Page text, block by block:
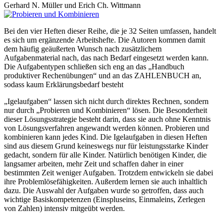
Gerhard N. Müller und Erich Ch. Wittmann
Bei den vier Heften dieser Reihe, die je 32 Seiten umfassen, handelt
es sich um ergänzende Arbeitshefte. Die Autoren kommen damit
dem häufig geäußerten Wunsch nach zusätzlichem
Aufgabenmaterial nach, das nach Bedarf eingesetzt werden kann.
Die Aufgabentypen schließen sich eng an das „Handbuch
produktiver Rechenübungen“ und an das ZAHLENBUCH an,
sodass kaum Erklärungsbedarf besteht
„Igelaufgaben“ lassen sich nicht durch direktes Rechnen, sondern
nur durch „Probieren und Kombinieren“ lösen. Die Besonderheit
dieser Lösungsstrategie besteht darin, dass sie auch ohne Kenntnis
von Lösungsverfahren angewandt werden können. Probieren und
kombinieren kann jedes Kind. Die Igelaufgaben in diesen Heften
sind aus diesem Grund keineswegs nur für leistungsstarke Kinder
gedacht, sondern für alle Kinder. Natürlich benötigen Kinder, die
langsamer arbeiten, mehr Zeit und schaffen daher in einer
bestimmten Zeit weniger Aufgaben. Trotzdem entwickeln sie dabei
ihre Problemlösefähigkeiten. Außerdem lernen sie auch inhaltlich
dazu. Die Auswahl der Aufgaben wurde so getroffen, dass auch
wichtige Basiskompetenzen (Einspluseins, Einmaleins, Zerlegen
von Zahlen) intensiv mitgeübt werden.